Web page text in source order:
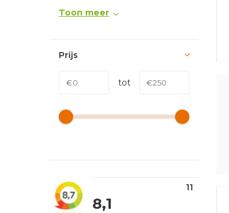
Toon meer
Prijs
tot
8,1
11